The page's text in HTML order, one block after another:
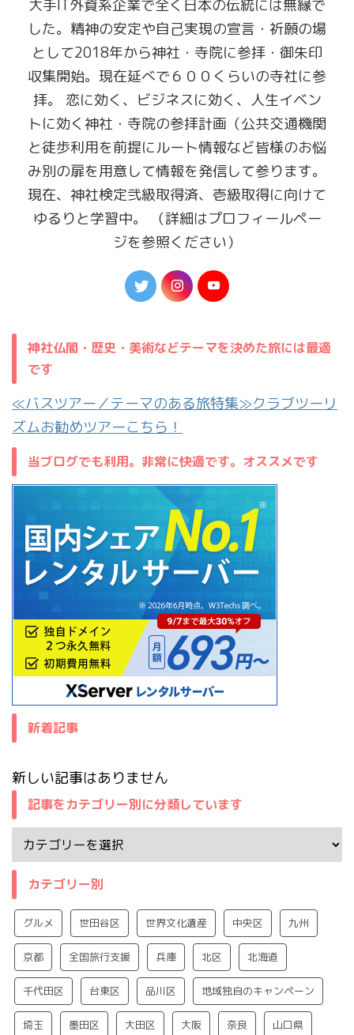
大手IT外資系企業で全く日本の伝統には無縁で
した。精神の安定や自己実現の宣言・祈願の場
として2018年から神社・寺院に参拝・御朱印
収集開始。現在延べで６００くらいの寺社に参
拝。 恋に効く、ビジネスに効く、人生イベン
トに効く神社・寺院の参拝計画（公共交通機関
と徒歩利用を前提にルート情報など皆様のお悩
み別の扉を用意して情報を発信して参ります。
現在、神社検定弐級取得済、壱級取得に向けて
ゆるりと学習中。 （詳細はプロフィールペー
ジを参照ください）
神社仏閣・歴史・美術などテーマを決めた旅には最適
です
≪バスツアー／テーマのある旅特集≫クラブツーリ
ズムお勧めツアーこちら！
当ブログでも利用。非常に快適です。オススメです
新着記事
新しい記事はありません
記事をカテゴリー別に分類しています
カテゴリー別
グルメ 世田谷区 世界文化遺産 中央区 九州
京都 全国旅行支援 兵庫 北区 北海道
千代田区 台東区 品川区 地域独自のキャンペーン
埼玉 墨田区 大田区 大阪 奈良 山口県